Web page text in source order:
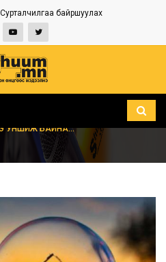
Сурталчилгаа байршуулах
УНШИЖ БАЙНА...